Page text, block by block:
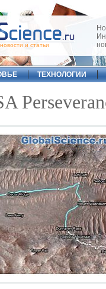
и статьи
ТЕХНОЛОГИИ